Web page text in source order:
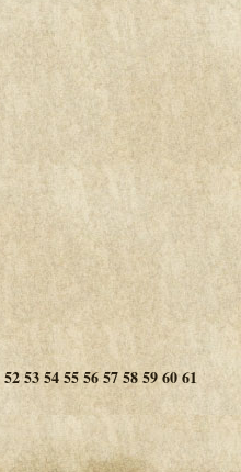
52535455565758596061